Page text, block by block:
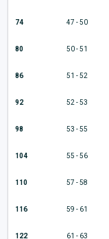
74 47 - 50
80 50 - 51
86 51 - 52
92 52 - 53
98 53 - 55
104 55 - 56
110 57 - 58
116 59 - 61
122 61 - 63